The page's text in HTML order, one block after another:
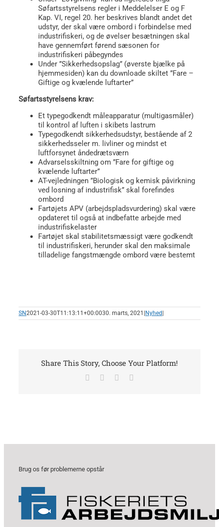
Søfartsstyrelsens regler i Meddelelser E og F
Kap. VI, regel 20. her beskrives blandt andet det
udstyr, der skal være ombord i forbindelse med
industrifiskeri, og de øvelser besætningen skal
have gennemført førend sæsonen for
industrifiskeri påbegyndes
Under ”Sikkerhedsopslag” (øverste bjælke på
hjemmesiden) kan du downloade skiltet ”Fare –
Giftige og kvælende luftarter”
Søfartsstyrelsens krav:
Et typegodkendt måleapparatur (multigasmåler)
til kontrol af luften i skibets lastrum
Typegodkendt sikkerhedsudstyr, bestående af 2
sikkerhedsseler m. livliner og mindst et
luftforsynet åndedrætsværn
Advarselsskiltning om ”Fare for giftige og
kvælende luftarter”
AT-vejledningen ”Biologisk og kemisk påvirkning
ved losning af industrifisk” skal forefindes
ombord
Fartøjets APV (arbejdspladsvurdering) skal være
opdateret til også at indbefatte arbejde med
industrifiskelaster
Fartøjet skal stabilitetsmæssigt være godkendt
til industrifiskeri, herunder skal den maksimale
tilladelige fangstmængde ombord være bestemt
SN2021-03-30T11:13:11+00:0030. marts, 2021 |Nyhed|
Share This Story, Choose Your Platform!
Facebook LinkedIn
Brug os før problemerne opstår